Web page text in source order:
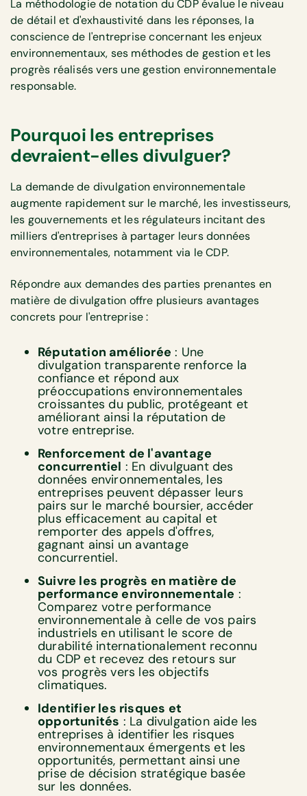
La méthodologie de notation du CDP évalue le niveau
de détail et d'exhaustivité dans les réponses, la
conscience de l'entreprise concernant les enjeux
environnementaux, ses méthodes de gestion et les
progrès réalisés vers une gestion environnementale
responsable.
Pourquoi les entreprises
devraient-elles divulguer?
La demande de divulgation environnementale
augmente rapidement sur le marché, les investisseurs,
les gouvernements et les régulateurs incitant des
milliers d'entreprises à partager leurs données
environnementales, notamment via le CDP.
Répondre aux demandes des parties prenantes en
matière de divulgation offre plusieurs avantages
concrets pour l'entreprise :
Réputation améliorée : Une
divulgation transparente renforce la
confiance et répond aux
préoccupations environnementales
croissantes du public, protégeant et
améliorant ainsi la réputation de
votre entreprise.
Renforcement de l'avantage
concurrentiel : En divulguant des
données environnementales, les
entreprises peuvent dépasser leurs
pairs sur le marché boursier, accéder
plus efficacement au capital et
remporter des appels d'offres,
gagnant ainsi un avantage
concurrentiel.
Suivre les progrès en matière de
performance environnementale :
Comparez votre performance
environnementale à celle de vos pairs
industriels en utilisant le score de
durabilité internationalement reconnu
du CDP et recevez des retours sur
vos progrès vers les objectifs
climatiques.
Identifier les risques et
opportunités : La divulgation aide les
entreprises à identifier les risques
environnementaux émergents et les
opportunités, permettant ainsi une
prise de décision stratégique basée
sur les données.